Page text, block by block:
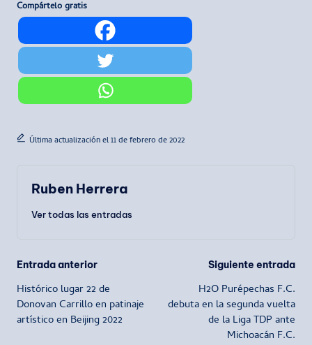
Compártelo gratis
Última actualización el 11 de febrero de 2022
Ruben Herrera
Ver todas las entradas
Navegación
de
entradas
Entrada anterior
Histórico lugar 22 de
Donovan Carrillo en patinaje
artístico en Beijing 2022
Siguiente entrada
H2O Purépechas F.C.
debuta en la segunda vuelta
de la Liga TDP ante
Michoacán F.C.